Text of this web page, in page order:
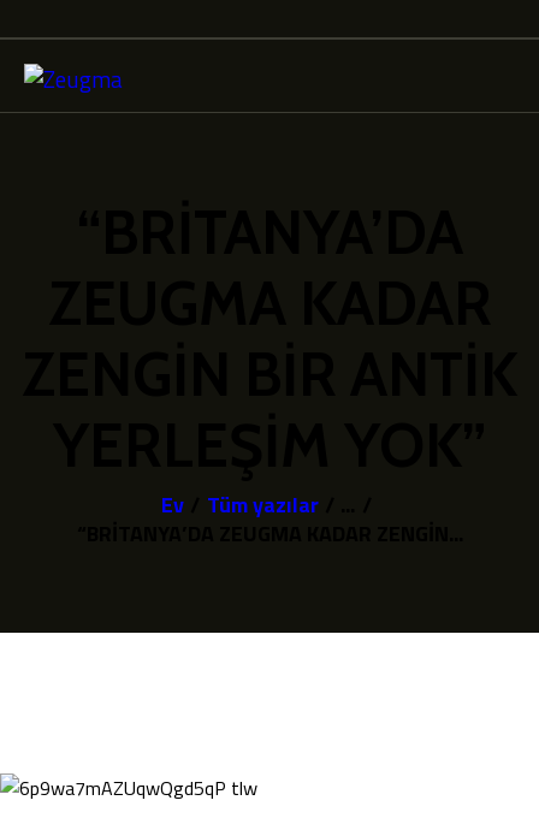
Ev Tüm yazılar